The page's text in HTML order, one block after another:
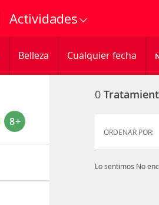
Actividades
Belleza Cualquier fecha
8+
0
ORDENAR POR:
Lo sentimos No